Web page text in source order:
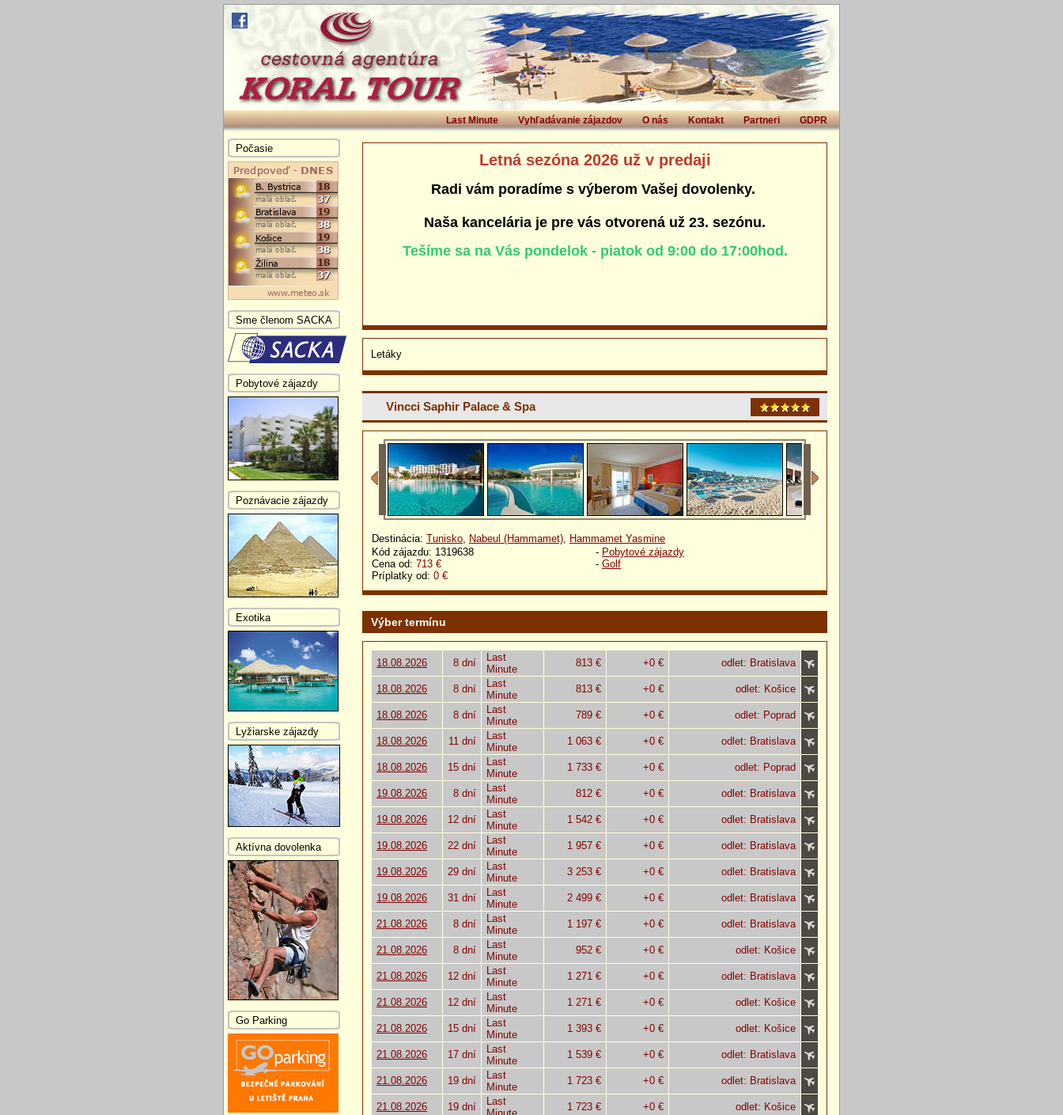
GDPR
Partneri
Kontakt
O nás
Vyhľadávanie zájazdov
Last Minute
Letná sezóna 2026 už v predaji
Radi vám poradíme s výberom Vašej dovolenky.
Naša kancelária je pre vás otvorená už 23. sezónu.
Tešíme sa na Vás pondelok - piatok od 9:00 do 17:00hod.
Letáky
Vincci Saphir Palace & Spa
Destinácia: Tunisko, Nabeul (Hammamet), Hammamet Yasmine
Kód zájazdu: 1319638
Cena od: 713 €
Príplatky od: 0 €
- Pobytové zájazdy
- Golf
Výber termínu
18.08.2026 8 dní
Last
Minute
813 € +0 € odlet: Bratislava
18.08.2026 8 dní
Last
Minute
813 € +0 € odlet: Košice
18.08.2026 8 dní
Last
Minute
789 € +0 € odlet: Poprad
18.08.2026 11 dní
Last
Minute
1 063 € +0 € odlet: Bratislava
18.08.2026 15 dní
Last
Minute
1 733 € +0 € odlet: Poprad
19.08.2026 8 dní
Last
Minute
812 € +0 € odlet: Bratislava
19.08.2026 12 dní
Last
Minute
1 542 € +0 € odlet: Bratislava
19.08.2026 22 dní
Last
Minute
1 957 € +0 € odlet: Bratislava
19.08.2026 29 dní
Last
Minute
3 253 € +0 € odlet: Bratislava
19.08.2026 31 dní
Last
Minute
2 499 € +0 € odlet: Bratislava
21.08.2026 8 dní
Last
Minute
1 197 € +0 € odlet: Bratislava
21.08.2026 8 dní
Last
Minute
952 € +0 € odlet: Košice
21.08.2026 12 dní
Last
Minute
1 271 € +0 € odlet: Bratislava
21.08.2026 12 dní
Last
Minute
1 271 € +0 € odlet: Košice
21.08.2026 15 dní
Last
Minute
1 393 € +0 € odlet: Košice
21.08.2026 17 dní
Last
Minute
1 539 € +0 € odlet: Bratislava
21.08.2026 19 dní
Last
Minute
1 723 € +0 € odlet: Bratislava
21.08.2026 19 dní
Last
1 723 € +0 € odlet: Košice
Počasie
Sme členom SACKA
Pobytové zájazdy
Poznávacie zájazdy
Exotika
Lyžiarske zájazdy
Aktívna dovolenka
Go Parking